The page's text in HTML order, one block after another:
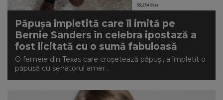
Păpușa împletită care îl imită pe
Bernie Sanders în celebra ipostază a
fost licitată cu o sumă fabuloasă
O femeie din Texas care croșetează păpuși, a împletit o
păpușă cu senatorul amer...